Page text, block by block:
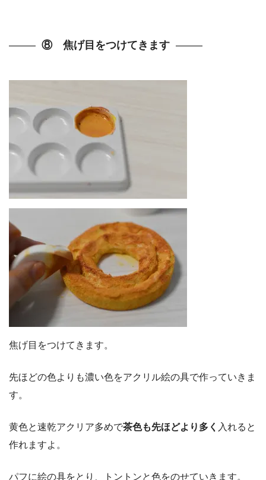
⑧ 焦げ目をつけてきます
焦げ目をつけてきます。
先ほどの色よりも濃い色をアクリル絵の具で作っていきま
す。
黄色と速乾アクリア多めで茶色も先ほどより多く 入れると
作れますよ。
パフに絵の具をとり、トントンと色をのせていきます。